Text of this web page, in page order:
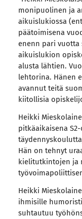
monipuolinen ja
aikuislukiossa
päätoimisena
enenn pari vuotta
aikuislukion
alusta lähtien.
lehtorina. Hänen
avannut teitä
kiitollisia
Heikki
pitkäaikaisena
Hän on tehnyt
kielitutkintojen ja
Heikki
ihmisille
suhtautuu